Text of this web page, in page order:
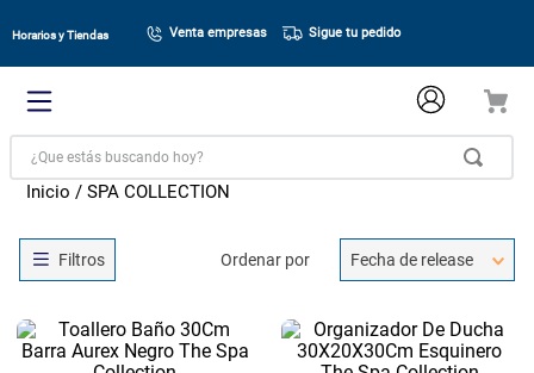
Horarios y Tiendas Venta empresas Sigue tu pedido
¿Que estás buscando hoy?
SPA COLLECTION
Ordenar por Fecha de release